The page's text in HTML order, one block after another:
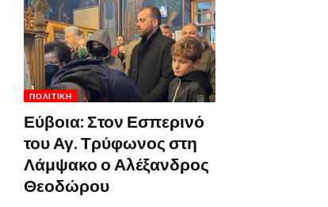
ΠΟΛΙΤΙΚΉ
Εύβοια: Στον Εσπερινό
του Αγ. Τρύφωνος στη
Λάμψακο ο Αλέξανδρος
Θεοδώρου